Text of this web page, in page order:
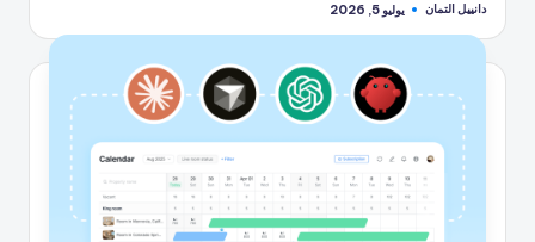
تمّ
بواسطة
دانييل التمان يوليو 5, 2026